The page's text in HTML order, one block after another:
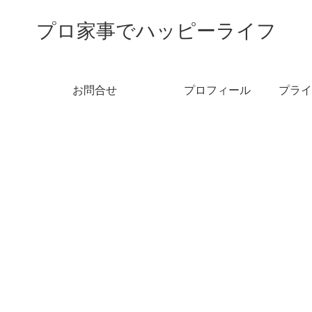
プロ家事でハッピーライフ
お問合せ プロフィール